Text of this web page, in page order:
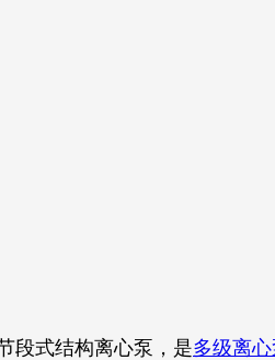
段式结构离心泵，是多级离